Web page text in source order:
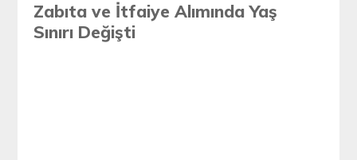
Zabıta ve İtfaiye Alımında Yaş
Sınırı Değişti